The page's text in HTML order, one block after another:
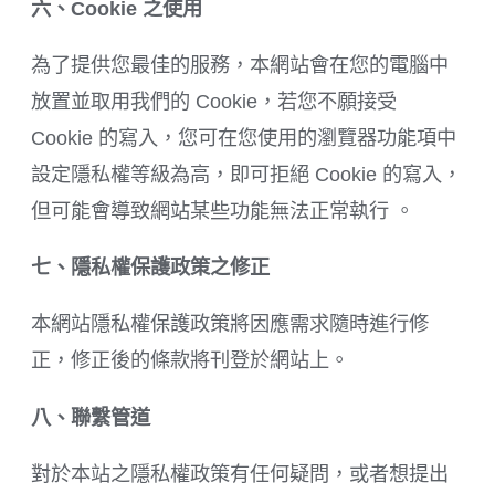
六、Cookie 之使用
為了提供您最佳的服務，本網站會在您的電腦中
放置並取用我們的 Cookie，若您不願接受
Cookie 的寫入，您可在您使用的瀏覽器功能項中
設定隱私權等級為高，即可拒絕 Cookie 的寫入，
但可能會導致網站某些功能無法正常執行 。
七、隱私權保護政策之修正
本網站隱私權保護政策將因應需求隨時進行修
正，修正後的條款將刊登於網站上。
八、聯繫管道
對於本站之隱私權政策有任何疑問，或者想提出